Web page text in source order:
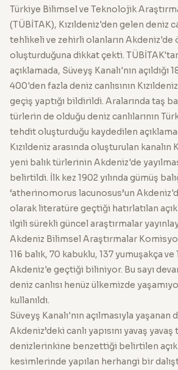
Türkiye Bilimsel ve Teknolojik
(TÜBİTAK), Kızıldeniz'den gelen deniz
tehlikeli ve zehirli olanların
oluşturduğuna dikkat çekti.
açıklamada, Süveyş Kanalı'nın açıldığı
400'den fazla deniz canlısının
geçiş yaptığı bildirildi. Aralarında taş
türlerin de olduğu deniz canlılarının
tehdit oluşturduğu kaydedilen
Kızıldeniz arasında oluşturulan kanalın
yeni balık türlerinin Akdeniz'de
belirtildi. İlk kez 1902 yılında gümüş
‘atherinomorus lacunosus’un
olarak literatüre geçtiği hatırlatılan
ilgili sürekli güncel araştırmalar
Akdeniz Bilimsel Araştırmalar
116 balık, 70 kabuklu, 137 yumuşakça
Akdeniz'e geçtiği biliniyor. Bu sayı
deniz canlısı henüz ülkemizde
kullanıldı.
Süveyş Kanalı'nın açılmasıyla yaşanan
Akdeniz’deki canlı yapısını yavaş
denizlerinkine benzettiği belirtilen
kesimlerinde yapılan herhangi bir